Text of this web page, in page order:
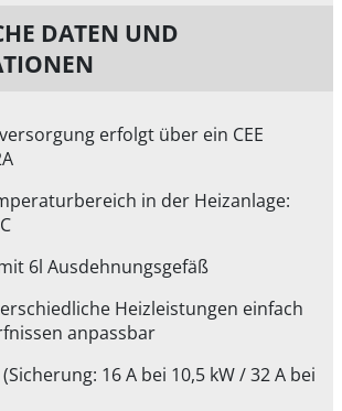
DATEN UND
erfolgt über ein CEE
in der Heizanlage:
6l Ausdehnungsgefäß
Heizleistungen einfach
anpassbar
16 A bei 10,5 kW / 32 A bei